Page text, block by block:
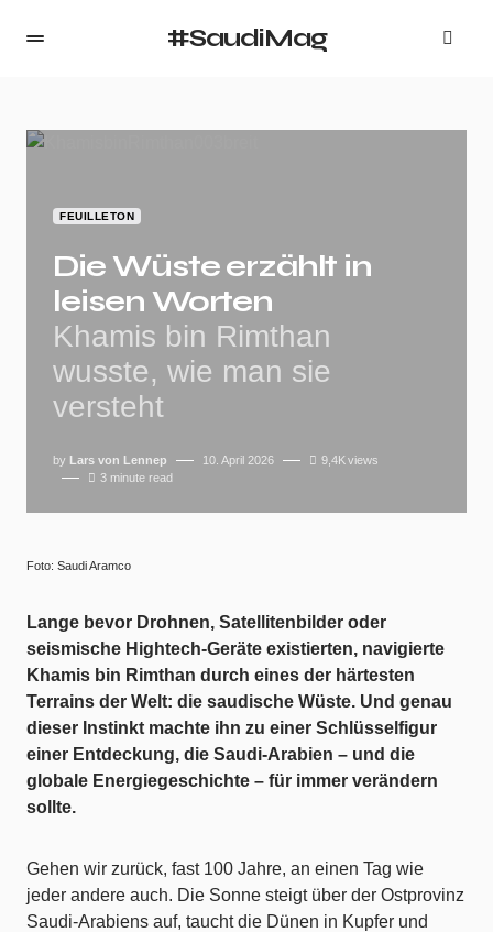
#SaudiMag
FEUILLETON
Die Wüste erzählt in
leisen Worten
Khamis bin Rimthan
wusste, wie man sie
versteht
by Lars von Lennep 10. April 2026 9,4K views
3 minute read
Foto: Saudi Aramco
Lange bevor Drohnen, Satellitenbilder oder
seismische Hightech-Geräte existierten, navigierte
Khamis bin Rimthan durch eines der härtesten
Terrains der Welt: die saudische Wüste. Und genau
dieser Instinkt machte ihn zu einer Schlüsselfigur
einer Entdeckung, die Saudi-Arabien – und die
globale Energiegeschichte – für immer verändern
sollte.
Gehen wir zurück, fast 100 Jahre, an einen Tag wie
jeder andere auch. Die Sonne steigt über der Ostprovinz
Saudi-Arabiens auf, taucht die Dünen in Kupfer und